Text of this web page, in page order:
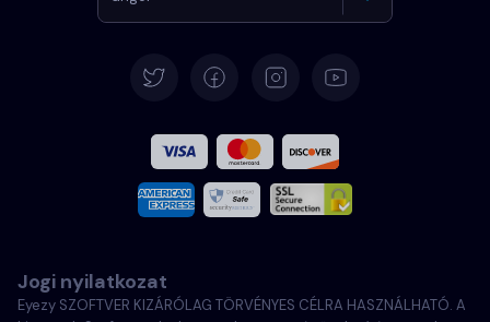
Francia
Olasz
Português
Jogi nyilatkozat
Eyezy SZOFTVER KIZÁRÓLAG TÖRVÉNYES CÉLRA HASZNÁLHATÓ. A